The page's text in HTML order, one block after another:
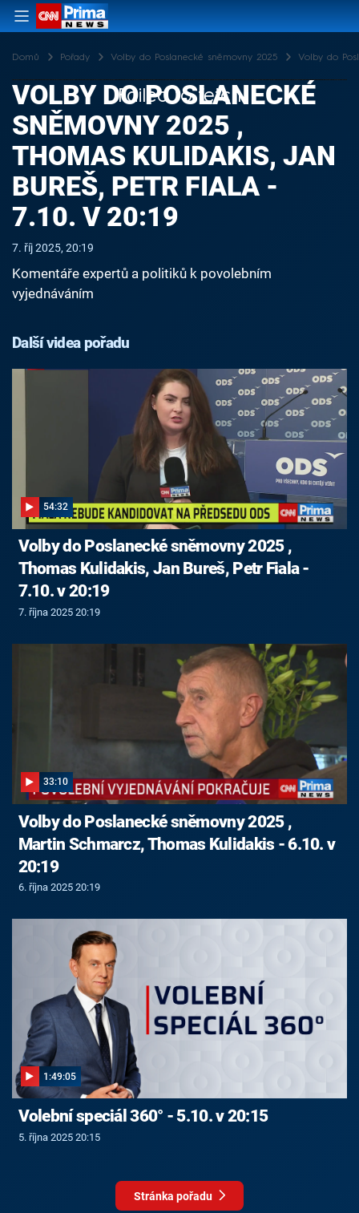
Domů Pořady Volby do Poslanecké sněmovny 2025 Volby do
Failed to fetch
VOLBY DO POSLANECKÉ
SNĚMOVNY 2025 ,
THOMAS KULIDAKIS, JAN
BUREŠ, PETR FIALA -
7.10. V 20:19
7. říj 2025, 20:19
Komentáře expertů a politiků k povolebním
vyjednáváním
Další videa pořadu
54:32
Volby do Poslanecké sněmovny 2025 ,
Thomas Kulidakis, Jan Bureš, Petr Fiala -
7.10. v 20:19
7. října 2025 20:19
33:10
Volby do Poslanecké sněmovny 2025 ,
Martin Schmarcz, Thomas Kulidakis - 6.10. v
20:19
6. října 2025 20:19
1:49:05
Volební speciál 360° - 5.10. v 20:15
5. října 2025 20:15
Stránka pořadu